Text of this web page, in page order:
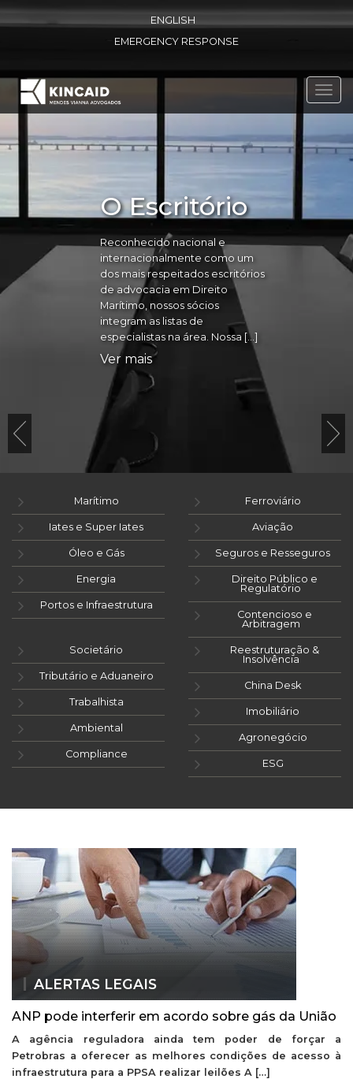
ENGLISH
EMERGENCY RESPONSE
O Escritório
Reconhecido nacional e
internacionalmente como um
dos mais respeitados escritórios
de advocacia em Direito
Marítimo, nossos sócios
integram as listas de
especialistas na área. Nossa […]
Ver mais
Marítimo
Iates e Super Iates
Óleo e Gás
Energia
Portos e Infraestrutura
Ferroviário
Aviação
Seguros e Resseguros
Direito Público e
Regulatório
Contencioso e
Arbitragem
Societário
Tributário e Aduaneiro
Trabalhista
Ambiental
Compliance
Reestruturação &
Insolvência
China Desk
Imobiliário
Agronegócio
ESG
ALERTAS LEGAIS
ANP pode interferir em acordo sobre gás da União
A agência reguladora ainda tem poder de forçar a
Petrobras a oferecer as melhores condições de acesso à
infraestrutura para a PPSA realizar leilões A […]